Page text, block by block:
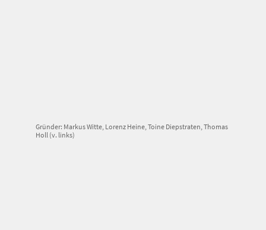
Gründer: Markus Witte, Lorenz Heine, Toine Diepstraten, Thomas
Holl (v. links)